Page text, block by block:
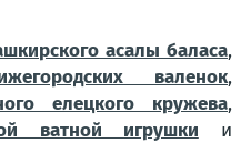
асалы баласа,
валенок,
елецкого кружева,
ватной игрушки и